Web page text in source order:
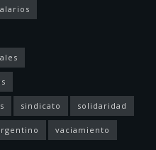
sindicato solidaridad
vaciamiento